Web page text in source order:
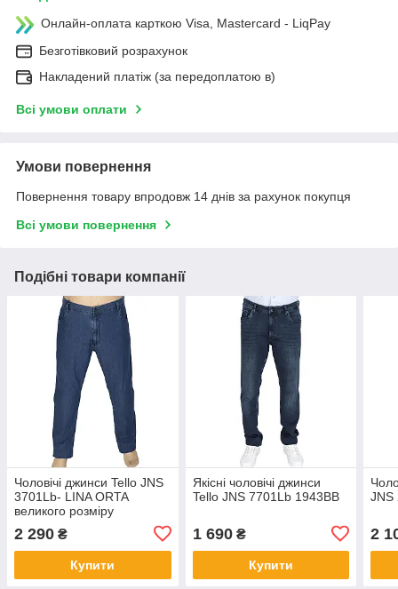
Онлайн-оплата карткою Visa, Mastercard - LiqPay
Безготівковий розрахунок
Накладений платіж (за передоплатою в)
Всі умови оплати
Умови повернення
Повернення товару впродовж 14 днів за рахунок покупця
Всі умови повернення
Подібні товари компанії
Чоловічі джинси Tello JNS
3701Lb- LINA ORTA
великого розміру
2 290 ₴
Купити
Якісні чоловічі джинси
Tello JNS 7701Lb 1943BB
1 690₴
Купити
JNS
2